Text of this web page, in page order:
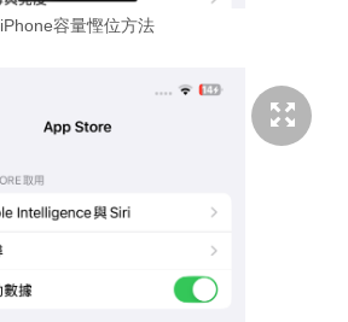
iPhone容量慳位方法